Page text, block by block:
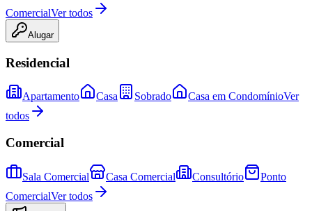
ComercialVer todos
Alugar
Residencial
Apartamento Casa Sobrado Casa em CondomínioVer
todos
Comercial
Sala Comercial Casa Comercial Consultório
Ponto
ComercialVer todos